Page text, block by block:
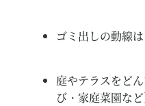
ゴミ出しの動線
庭やテラスをど
び・家庭菜園な